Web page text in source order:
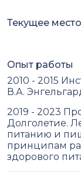
Текущее
Опыт работы
2010 - 2015
В.А.
2019 - 2023
Долголетие.
питанию и
принципам
здорового